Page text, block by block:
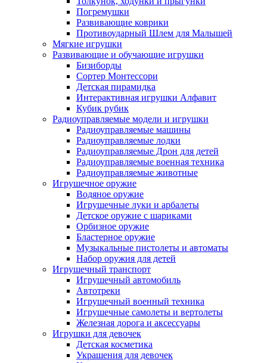
Погремушки
Развивающие коврики
Противоударный Шлем для Малышей
Мягкие игрушки
Развивающие и обучающие игрушки
Бизиборды
Сортер Монтессори
Детская пирамидка
Интерактивная игрушки Алфавит
Кубик рубик
Радиоуправляемые модели и игрушки
Радиоуправляемые машины
Радиоуправляемые лодки
Радиоуправляемые Дрон для детей
Радиоуправляемые военная техника
Радиоуправляемые животные
Игрушечное оружие
Водяное оружие
Игрушечные луки и арбалеты
Детское оружие с шариками
Орбизное оружие
Бластерное оружие
Музыкальные пистолеты и автоматы
Набор оружия для детей
Игрушечный транспорт
Игрушечный автомобиль
Aвтотреки
Игрушечный военный техника
Игрушечные самолеты и вертолеты
Железная дорога и аксессуары
Игрушки для девочек
Детская косметика
Украшения для девочек